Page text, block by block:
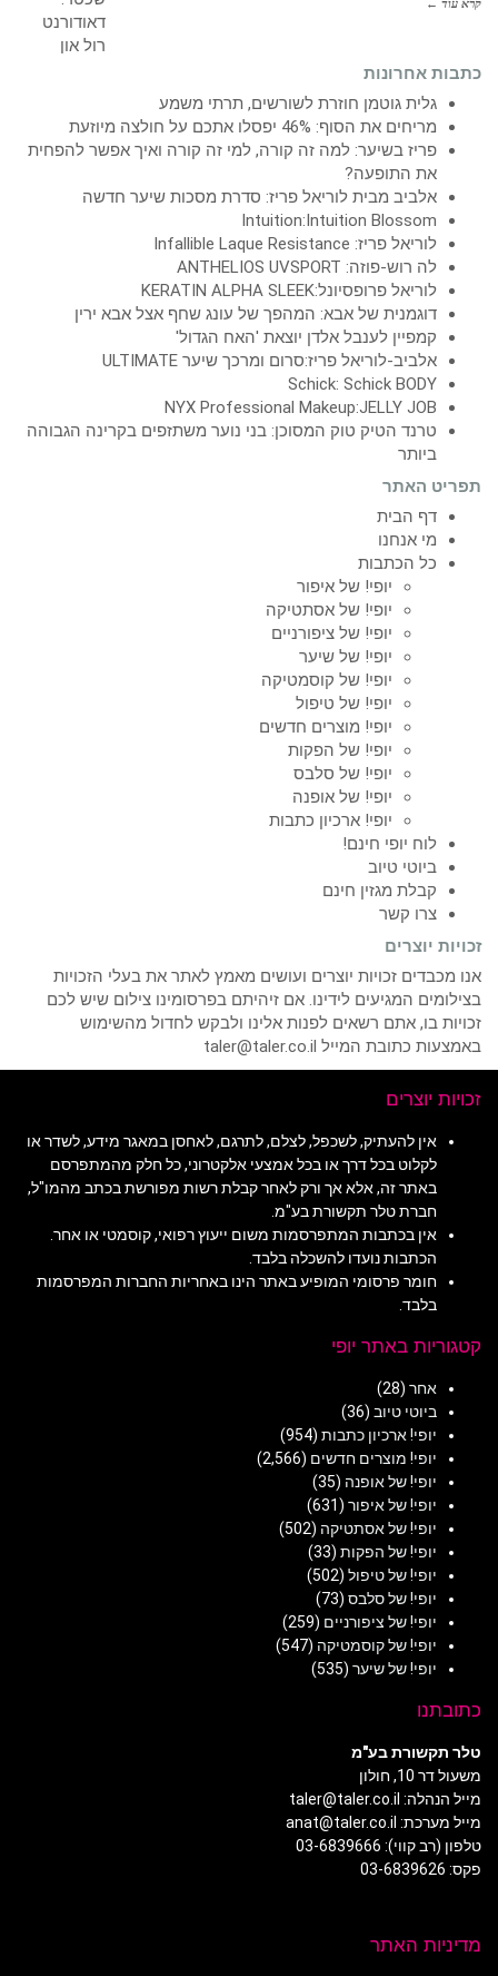
קרא עוד ←
כתבות אחרונות
גלית גוטמן חוזרת לשורשים, תרתי משמע
מריחים את הסוף: 46% יפסלו אתכם על חולצה מיוזעת
פריז בשיער: למה זה קורה, למי זה קורה ואיך אפשר להפחית
את התופעה?
אלביב מבית לוריאל פריז: סדרת מסכות שיער חדשה
Intuition:Intuition Blossom
לוריאל פריז: Infallible Laque Resistance
לה רוש-פוזה: ANTHELIOS UVSPORT
לוריאל פרופסיונל:KERATIN ALPHA SLEEK
דוגמנית של אבא: המהפך של עונג שחף אצל אבא ירין
קמפיין לענבל אלדן יוצאת 'האח הגדול'
אלביב-לוריאל פריז:סרום ומרכך שיער ULTIMATE
Schick: Schick BODY
NYX Professional Makeup:JELLY JOB
טרנד הטיק טוק המסוכן: בני נוער משתזפים בקרינה הגבוהה
ביותר
תפריט האתר
דף הבית
מי אנחנו
כל הכתבות
יופי! של איפור
יופי! של אסתטיקה
יופי! של ציפורניים
יופי! של שיער
יופי! של קוסמטיקה
יופי! של טיפול
יופי! מוצרים חדשים
יופי! של הפקות
יופי! של סלבס
יופי! של אופנה
יופי! ארכיון כתבות
לוח יופי חינם!
ביוטי טיוב
קבלת מגזין חינם
צרו קשר
זכויות יוצרים
אנו מכבדים זכויות יוצרים ועושים מאמץ לאתר את בעלי הזכויות
בצילומים המגיעים לידינו. אם זיהיתם בפרסומינו צילום שיש לכם
זכויות בו, אתם רשאים לפנות אלינו ולבקש לחדול מהשימוש
באמצעות כתובת המייל taler@taler.co.il
זכויות יוצרים
אין להעתיק, לשכפל, לצלם, לתרגם, לאחסן במאגר מידע, לשדר או
לקלוט בכל דרך או בכל אמצעי אלקטרוני, כל חלק מהמתפרסם
באתר זה, אלא אך ורק לאחר קבלת רשות מפורשת בכתב מהמו"ל,
חברת טלר תקשורת בע"מ.
אין בכתבות המתפרסמות משום ייעוץ רפואי, קוסמטי או אחר.
הכתבות נועדו להשכלה בלבד.
חומר פרסומי המופיע באתר הינו באחריות החברות המפרסמות
בלבד.
קטגוריות באתר יופי
אחר (28)
ביוטי טיוב (36)
יופי! ארכיון כתבות (954)
יופי! מוצרים חדשים (2,566)
יופי! של אופנה (35)
יופי! של איפור (631)
יופי! של אסתטיקה (502)
יופי! של הפקות (33)
יופי! של טיפול (502)
יופי! של סלבס (73)
יופי! של ציפורניים (259)
יופי! של קוסמטיקה (547)
יופי! של שיער (535)
כתובתנו
טלר תקשורת בע"מ
משעול דר 10, חולון
מייל הנהלה: taler@taler.co.il
מייל מערכת: anat@taler.co.il
טלפון (רב קווי): 03-6839666
פקס: 03-6839626
מדיניות האתר